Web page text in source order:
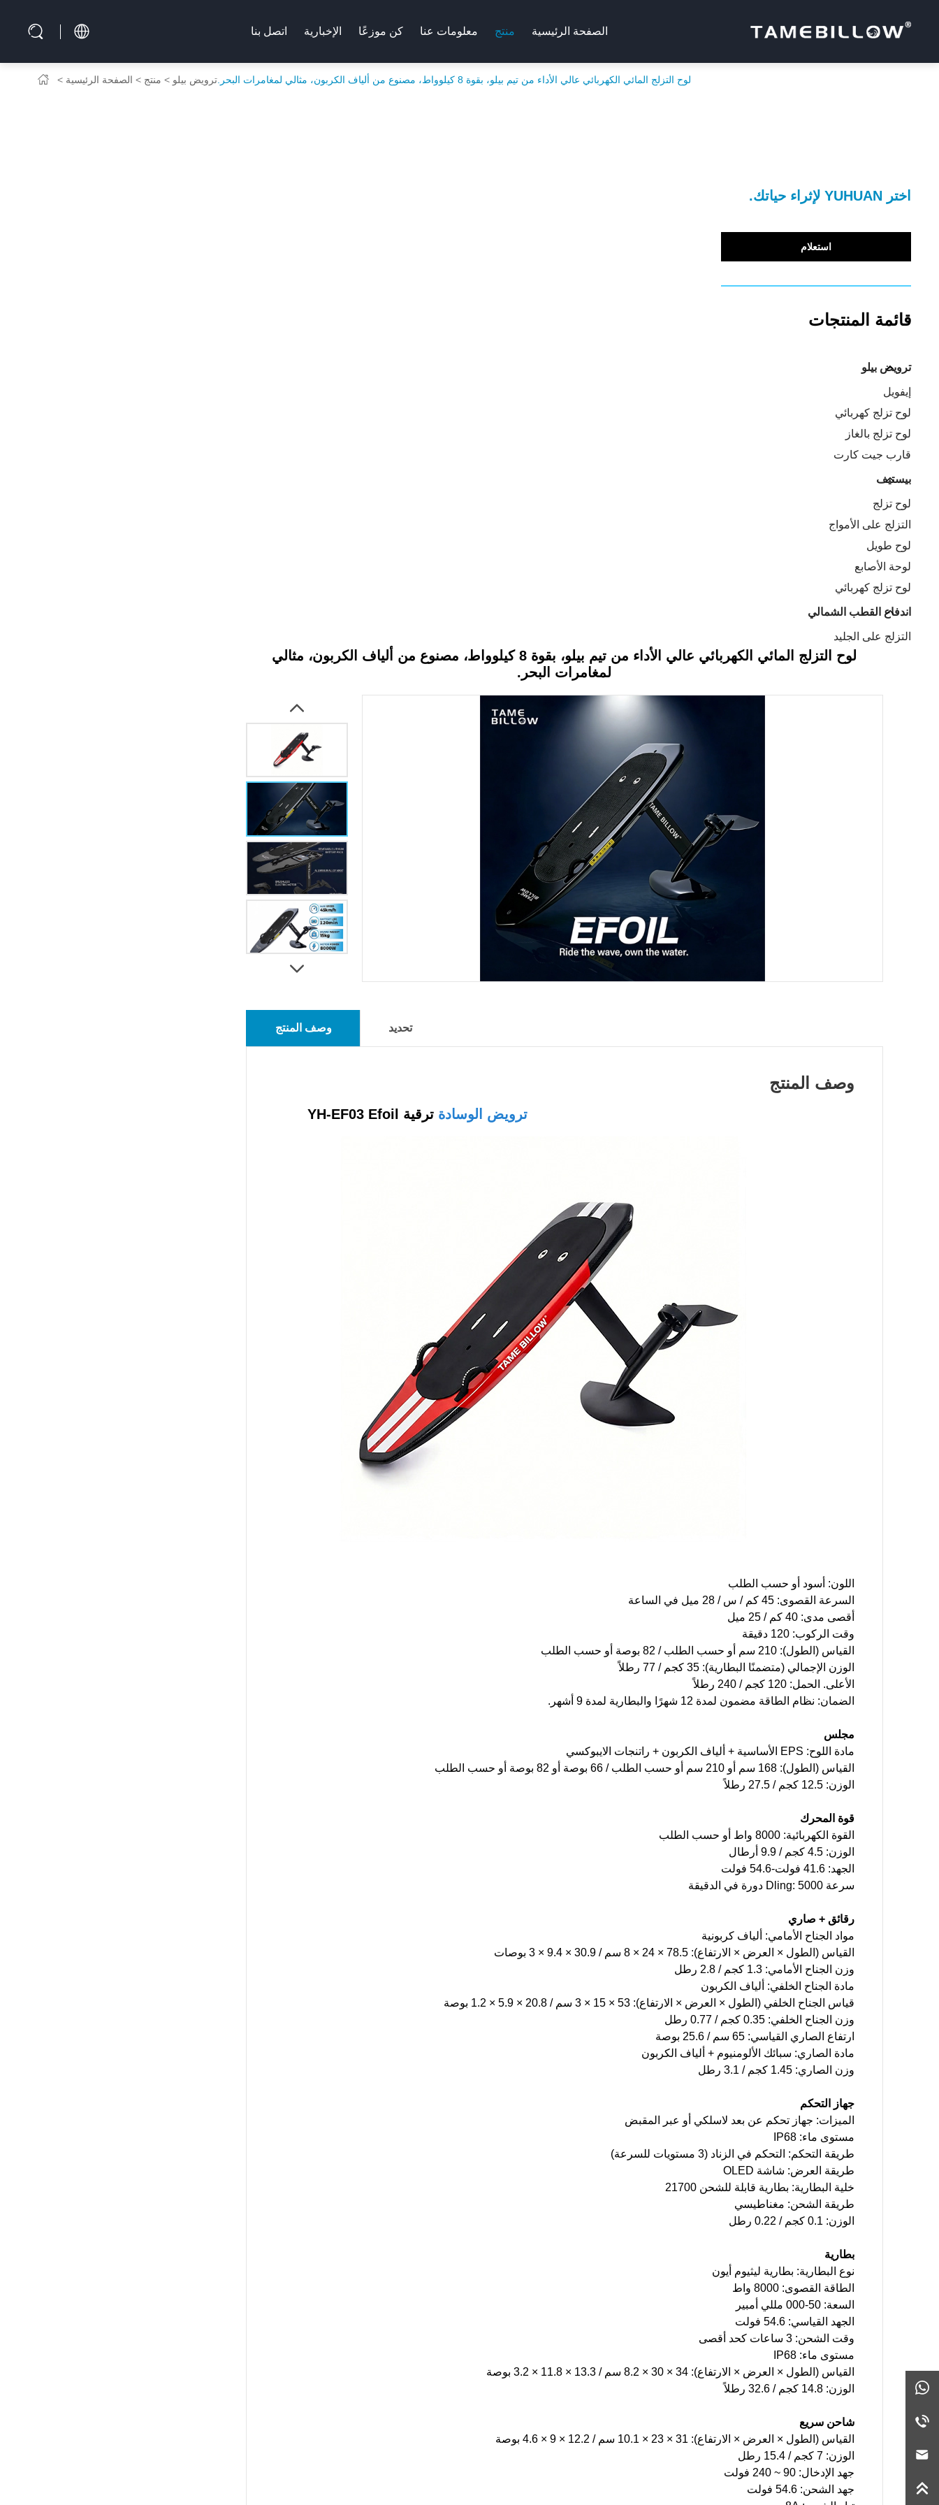
الصفحة الرئيسية منتج معلومات عنا كن موزعًا الإخبارية اتصل بنا
الصفحة الرئيسية منتج ترويض بيلو لوح التزلج المائي الكهربائي عالي الأداء من تيم بيلو، بقوة 8 كيلوواط، مصنوع من ألياف الكربون، مثالي لمغامرات البحر.
اختر YUHUAN لإثراء حياتك.
استعلام
قائمة المنتجات
ترويض بيلو
إيفويل
لوح تزلج كهربائي
لوح تزلج بالغاز
قارب جيت كارت
بيستيف
لوح تزلج
التزلج على الأمواج
لوح طويل
لوحة الأصابع
لوح تزلج كهربائي
اندفاع القطب الشمالي
التزلج على الجليد
لوح التزلج المائي الكهربائي عالي الأداء من تيم بيلو، بقوة 8 كيلوواط، مصنوع من ألياف الكربون، مثالي
لمغامرات البحر.
وصف المنتج تحديد
وصف المنتج
ترويض الوسادة ترقية YH-EF03 Efoil
اللون: أسود أو حسب الطلب
السرعة القصوى: 45 كم / س / 28 ميل في الساعة
أقصى مدى: 40 كم / 25 ميل
وقت الركوب: 120 دقيقة
القياس (الطول): 210 سم أو حسب الطلب / 82 بوصة أو حسب الطلب
الوزن الإجمالي (متضمنًا البطارية): 35 كجم / 77 رطلاً
الأعلى. الحمل: 120 كجم / 240 رطلاً
الضمان: نظام الطاقة مضمون لمدة 12 شهرًا والبطارية لمدة 9 أشهر.
مجلس
مادة اللوح: EPS الأساسية + ألياف الكربون + راتنجات الايبوكسي
القياس (الطول): 168 سم أو 210 سم أو حسب الطلب / 66 بوصة أو 82 بوصة أو حسب الطلب
الوزن: 12.5 كجم / 27.5 رطلاً
قوة المحرك
القوة الكهربائية: 8000 واط أو حسب الطلب
الوزن: 4.5 كجم / 9.9 أرطال
الجهد: 41.6 فولت-54.6 فولت
سرعة Dling: 5000 دورة في الدقيقة
رقائق + صاري
مواد الجناح الأمامي: ألياف كربونية
القياس (الطول × العرض × الارتفاع): 78.5 × 24 × 8 سم / 30.9 × 9.4 × 3 بوصات
وزن الجناح الأمامي: 1.3 كجم / 2.8 رطل
مادة الجناح الخلفي: ألياف الكربون
قياس الجناح الخلفي (الطول × العرض × الارتفاع): 53 × 15 × 3 سم / 20.8 × 5.9 × 1.2 بوصة
وزن الجناح الخلفي: 0.35 كجم / 0.77 رطل
ارتفاع الصاري القياسي: 65 سم / 25.6 بوصة
مادة الصاري: سبائك الألومنيوم + ألياف الكربون
وزن الصاري: 1.45 كجم / 3.1 رطل
جهاز التحكم
الميزات: جهاز تحكم عن بعد لاسلكي أو عبر المقبض
مستوى ماء: IP68
طريقة التحكم: التحكم في الزناد (3 مستويات للسرعة)
طريقة العرض: شاشة OLED
خلية البطارية: بطارية قابلة للشحن 21700
طريقة الشحن: مغناطيسي
الوزن: 0.1 كجم / 0.22 رطل
بطارية
نوع البطارية: بطارية ليثيوم أيون
الطاقة القصوى: 8000 واط
السعة: 50-000 مللي أمبير
الجهد القياسي: 54.6 فولت
وقت الشحن: 3 ساعات كحد أقصى
مستوى ماء: IP68
القياس (الطول × العرض × الارتفاع): 34 × 30 × 8.2 سم / 13.3 × 11.8 × 3.2 بوصة
الوزن: 14.8 كجم / 32.6 رطلاً
شاحن سريع
القياس (الطول × العرض × الارتفاع): 31 × 23 × 10.1 سم / 12.2 × 9 × 4.6 بوصة
الوزن: 7 كجم / 15.4 رطل
جهد الإدخال: 90 ~ 240 فولت
جهد الشحن: 54.6 فولت